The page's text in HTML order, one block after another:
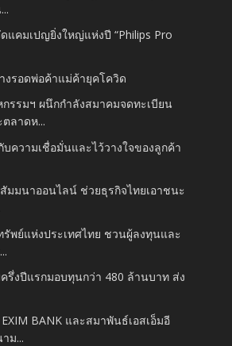
แคมเปญยิ่งใหญ่แห่งปี “Philips Pro
งรอดพ่อค้าแม่ค้ายุคโควิด
รรมฯ ผนึกกำลังสมาคมจดทะเบียน
ลาดห...
บความเชื่อมั่นและไว้วางใจของลูกค้า
สัมมนาออนไลน์ ช่วยธุรกิจไทยเอาชนะ
พย์แห่งประเทศไทย ชวนผู้ลงทุนและ
ครึ่งปีแรกมอบทุนกว่า 480 ล้านบาท ส่ง
BANK และสมาพันธ์เอสเอ็มอี
ม...